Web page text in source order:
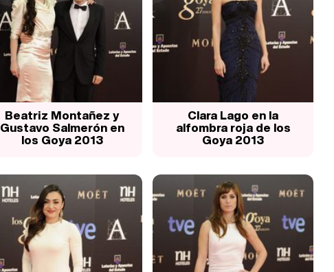
Beatriz Montañez y
Gustavo Salmerón en
los Goya 2013
Clara Lago en la
alfombra roja de los
Goya 2013